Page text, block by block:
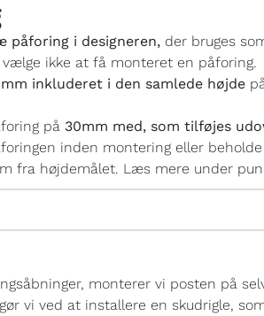
påforing i designeren, der bruges
ikke at få monteret en påforing.
mm inkluderet i den samlede højde
på 30mm med, som tilføjes
inden montering eller beholde
fra højdemålet. Læs mere under
monterer vi posten på
vi ved at installere en skudrigle,